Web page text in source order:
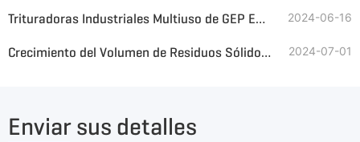
Trituradoras Industriales Multiuso de GEP ECOTECH 2024-06-16
Crecimiento del Volumen de Residuos Sólidos Industriales, GEP ECOTECH Trituradoras industriales para Gestionarlos 2024-07-01
Enviar sus detalles